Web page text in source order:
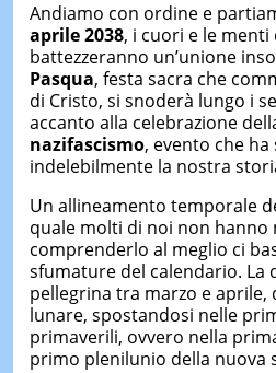
Andiamo con ordine e
aprile 2038, i cuori e le
battezzeranno un’unione
Pasqua, festa sacra che
di Cristo, si snoderà lungo i
accanto alla celebrazione
nazifascismo, evento che ha
indelebilmente la nostra
Un allineamento temporale
quale molti di noi non hanno
comprenderlo al meglio ci
sfumature del calendario. La
pellegrina tra marzo e aprile,
lunare, spostandosi nelle
primaverili, ovvero nella
primo plenilunio della nuova